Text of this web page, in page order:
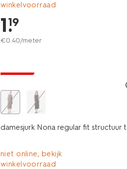
winkelvoorraad
1.
19
€0.40/meter
damesjurk Nona regular fit structuur
niet online, bekijk
winkelvoorraad